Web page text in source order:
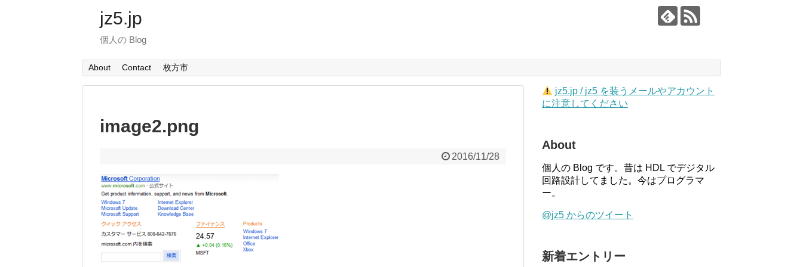
jz5.jp
個人の Blog
About Contact 枚方市
image2.png
2016/11/28
jz5.jp / jz5 を装うメールやアカウント
に注意してください
About
個人の Blog です。昔は HDL でデジタル
回路設計してました。今はプログラマ
ー。
@jz5 からのツイート
新着エントリー